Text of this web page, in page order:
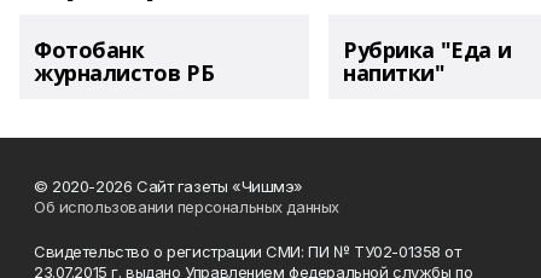
Фотобанк
журналистов РБ
Рубрика "Еда и
напитки"
© 2020-2026 Сайт газеты «Чишмэ»
Об использовании персональных данных
Свидетельство о регистрации СМИ: ПИ № ТУ02-01358 от
23.07.2015 г. выдано Управлением федеральной службы по